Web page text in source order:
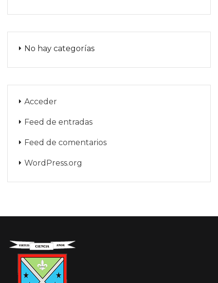
No hay categorías
Acceder
Feed de entradas
Feed de comentarios
WordPress.org